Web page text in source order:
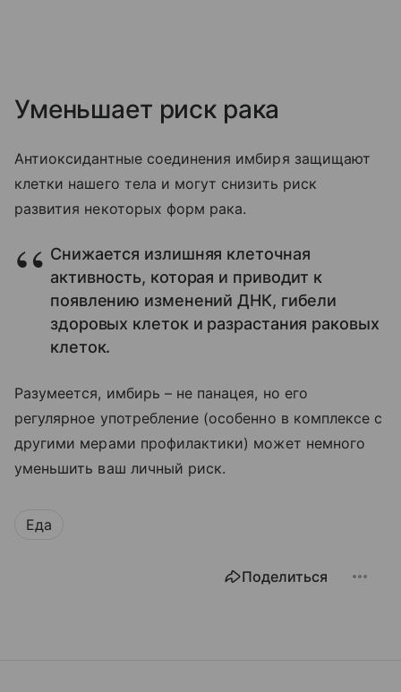
Уменьшает риск рака
Антиоксидантные соединения имбиря защищают
клетки нашего тела и могут снизить риск
развития некоторых форм рака.
Снижается излишняя клеточная
активность, которая и приводит к
появлению изменений ДНК, гибели
здоровых клеток и разрастания раковых
клеток.
Разумеется, имбирь – не панацея, но его
регулярное употребление (особенно в комплексе с
другими мерами профилактики) может немного
уменьшить ваш личный риск.
Еда
Поделиться